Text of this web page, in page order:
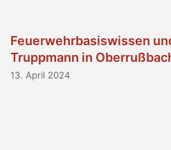
Feuerwehrbasiswissen
Truppmann in
13. April 2024